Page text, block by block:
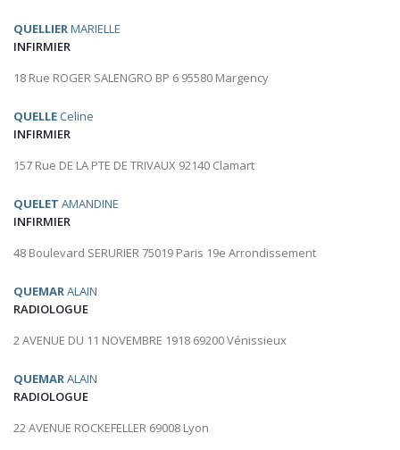
QUELLIERMARIELLE
INFIRMIER
18 Rue ROGER SALENGRO BP 6 95580 Margency
QUELLE Celine
INFIRMIER
157 Rue DE LA PTE DE TRIVAUX 92140 Clamart
QUELET AMANDINE
INFIRMIER
48 Boulevard SERURIER 75019 Paris 19e Arrondissement
QUEMARALAIN
RADIOLOGUE
2 AVENUE DU 11 NOVEMBRE 1918 69200 Vénissieux
QUEMARALAIN
RADIOLOGUE
22 AVENUE ROCKEFELLER 69008 Lyon